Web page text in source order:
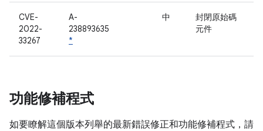
CVE-
2022-
33267
A-
238893635
*
中
封閉原始碼
元件
功能修補程式
如要瞭解這個版本列舉的最新錯誤修正和功能修補程式，請